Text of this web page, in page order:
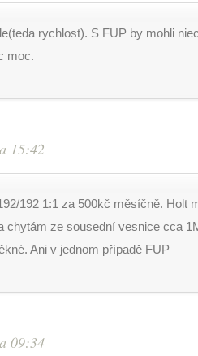
rychlost). S FUP by mohli
moc.
15:42
192 1:1 za 500kč měsíčně. Holt
chytám ze sousední vesnice cca
Ani v jednom případě FUP
09:34